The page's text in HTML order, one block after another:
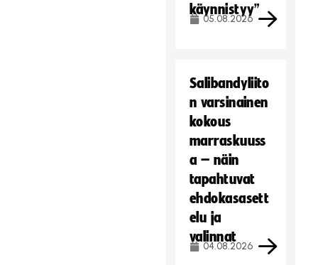
käynnistyy”
05.08.2026
Salibandyliito
n varsinainen
kokous
marraskuuss
a – näin
tapahtuvat
ehdokasasett
elu ja
valinnat
04.08.2026